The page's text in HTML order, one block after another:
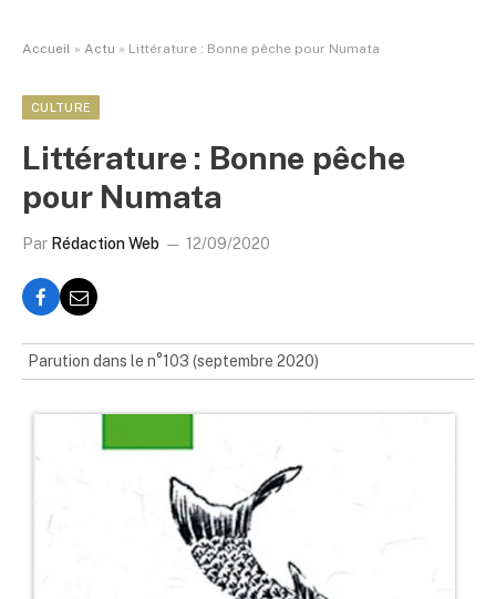
Accueil » Actu » Littérature : Bonne pêche pour Numata
CULTURE
Littérature : Bonne pêche
pour Numata
Par Rédaction Web 12/09/2020
Parution dans le n°103 (septembre 2020)